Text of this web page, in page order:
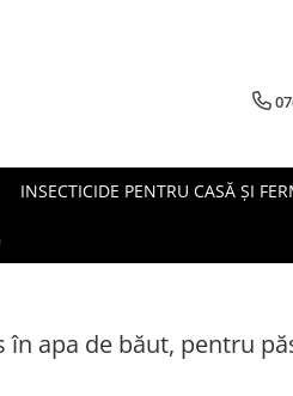
INSECTICIDE PENTRU CASĂ ȘI
în apa de băut, pentru